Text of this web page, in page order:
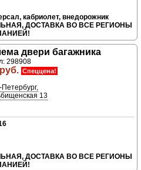
кабриолет, внедорожник
ДОСТАВКА ВО ВСЕ РЕГИОНЫ
двери багажника
298908
Спеццена!
Петербург,
13
ДОСТАВКА ВО ВСЕ РЕГИОНЫ